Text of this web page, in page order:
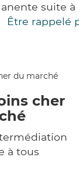
suite
Être rappelé
cher
à tous